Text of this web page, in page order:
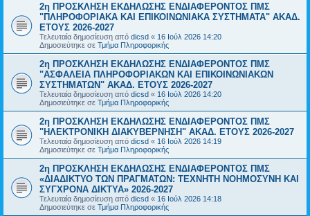
2η ΠΡΟΣΚΛΗΣΗ ΕΚΔΗΛΩΣΗΣ ΕΝΔΙΑΦΕΡΟΝΤΟΣ ΠΜΣ
"ΠΛΗΡΟΦΟΡΙΑΚΑ ΚΑΙ ΕΠΙΚΟΙΝΩΝΙΑΚΑ ΣΥΣΤΗΜΑΤΑ" ΑΚΑΔ.
ΕΤΟΥΣ 2026-2027
Τελευταία δημοσίευση από dicsd « 16 Ιούλ 2026 14:20
Δημοσιεύτηκε σε Τμήμα Πληροφορικής
2η ΠΡΟΣΚΛΗΣΗ ΕΚΔΗΛΩΣΗΣ ΕΝΔΙΑΦΕΡΟΝΤΟΣ ΠΜΣ
"ΑΣΦΑΛΕΙΑ ΠΛΗΡΟΦΟΡΙΑΚΩΝ ΚΑΙ ΕΠΙΚΟΙΝΩΝΙΑΚΩΝ
ΣΥΣΤΗΜΑΤΩΝ" ΑΚΑΔ. ΕΤΟΥΣ 2026-2027
Τελευταία δημοσίευση από dicsd « 16 Ιούλ 2026 14:20
Δημοσιεύτηκε σε Τμήμα Πληροφορικής
2η ΠΡΟΣΚΛΗΣΗ ΕΚΔΗΛΩΣΗΣ ΕΝΔΙΑΦΕΡΟΝΤΟΣ ΠΜΣ
"ΗΛΕΚΤΡΟΝΙΚΗ ΔΙΑΚΥΒΕΡΝΗΣΗ" ΑΚΑΔ. ΕΤΟΥΣ 2026-2027
Τελευταία δημοσίευση από dicsd « 16 Ιούλ 2026 14:19
Δημοσιεύτηκε σε Τμήμα Πληροφορικής
2η ΠΡΟΣΚΛΗΣΗ ΕΚΔΗΛΩΣΗΣ ΕΝΔΙΑΦΕΡΟΝΤΟΣ ΠΜΣ
«ΔΙΑΔΙΚΤΥΟ ΤΩΝ ΠΡΑΓΜΑΤΩΝ: ΤΕΧΝΗΤΗ ΝΟΗΜΟΣΥΝΗ ΚΑΙ
ΣΥΓΧΡΟΝΑ ΔΙΚΤΥΑ» 2026-2027
Τελευταία δημοσίευση από dicsd « 16 Ιούλ 2026 14:18
Δημοσιεύτηκε σε Τμήμα Πληροφορικής